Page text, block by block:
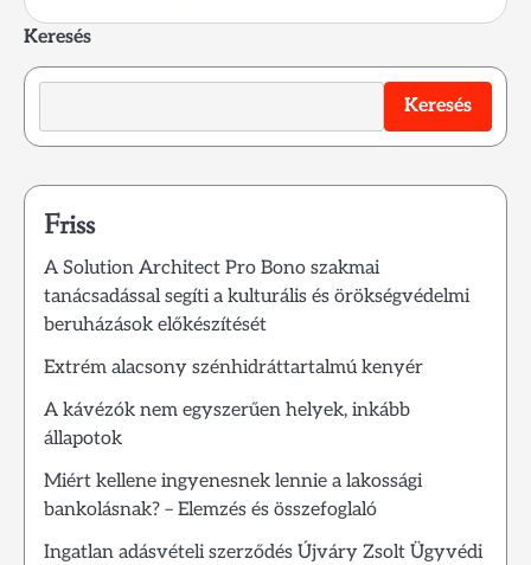
Keresés
Keresés
Friss
A Solution Architect Pro Bono szakmai
tanácsadással segíti a kulturális és örökségvédelmi
beruházások előkészítését
Extrém alacsony szénhidráttartalmú kenyér
A kávézók nem egyszerűen helyek, inkább
állapotok
Miért kellene ingyenesnek lennie a lakossági
bankolásnak? – Elemzés és összefoglaló
Ingatlan adásvételi szerződés Újváry Zsolt Ügyvédi